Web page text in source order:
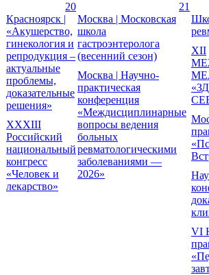
20
Красноярск |
«Акушерство,
гинекология и
репродукция –
актуальные
проблемы,
доказательные
решения»
XXXIII
Российский
национальный
конгресс
«Человек и
лекарство»
21
Москва | Московская
школа
гастроэнтеролога
(весенний сезон)
Москва | Научно-
практическая
конференция
«Междисциплинарные
вопросы ведения
больных
ревматологическими
заболеваниями —
2026»
XII
VI